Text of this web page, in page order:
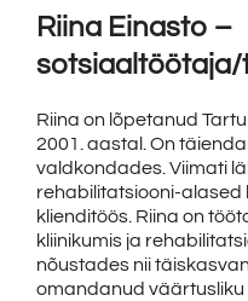
Riina Einasto –
Riina on lõpetanud
2001. aastal. On
valdkondades. Viimati
rehabilitatsiooni-alased
klienditöös. Riina on
kliinikumis ja
nõustades nii
omandanud